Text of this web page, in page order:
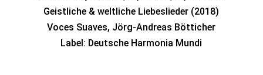
Geistliche & weltliche Liebeslieder (2018)
Voces Suaves, Jörg-Andreas Bötticher
Label: Deutsche Harmonia Mundi